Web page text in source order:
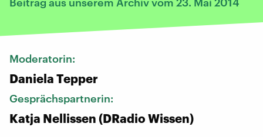
Moderatorin:
Daniela Tepper
Gesprächspartnerin:
Katja Nellissen (DRadio Wissen)